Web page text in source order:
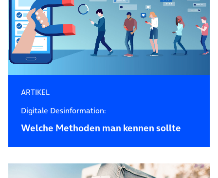
ARTIKEL
Digitale Desinformation:
Welche Methoden man kennen sollte